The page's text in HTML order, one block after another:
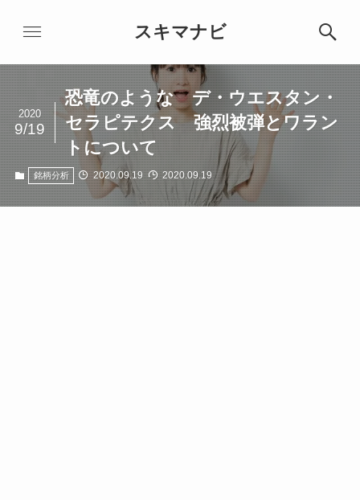
スキマナビ
恐竜のような デ・ウエスタン・
セラピテクス 強烈被弾とワラン
トについて
2020
9/19
銘柄分析 2020.09.19 2020.09.19